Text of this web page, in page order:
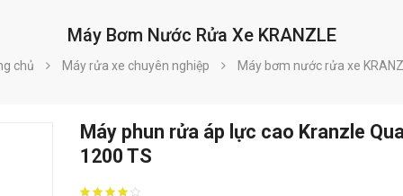
Máy Bơm Nước Rửa Xe KRANZLE
chủ Máy rửa xe chuyên nghiệp Máy bơm nước rửa xe
Máy phun rửa áp lực cao Kranzle
1200 TS